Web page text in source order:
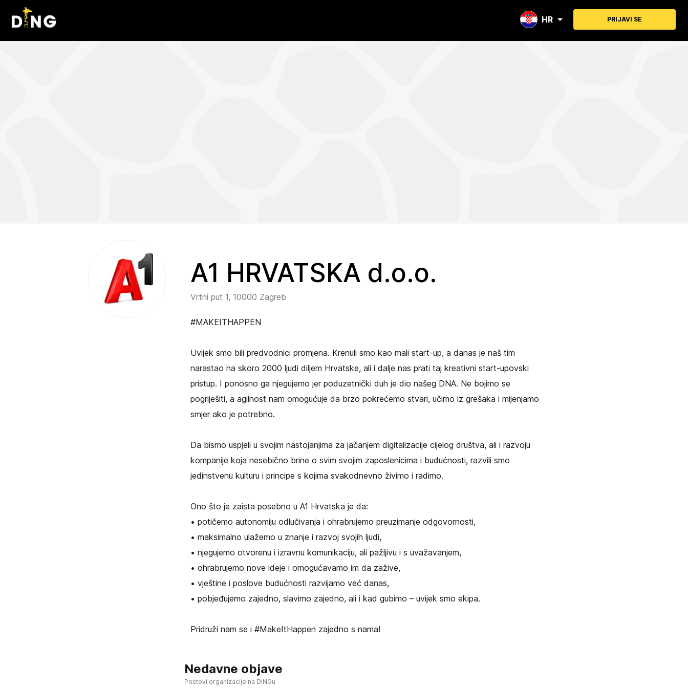
PRIJAVI SE
HR
A1 HRVATSKA d.o.o.
Vrtni put 1, 10000 Zagreb
#MAKEITHAPPEN
Uvijek smo bili predvodnici promjena. Krenuli smo kao mali start-up, a danas je naš tim
narastao na skoro 2000 ljudi diljem Hrvatske, ali i dalje nas prati taj kreativni start-upovski
pristup. I ponosno ga njegujemo jer poduzetnički duh je dio našeg DNA. Ne bojimo se
pogriješiti, a agilnost nam omogućuje da brzo pokrećemo stvari, učimo iz grešaka i mijenjamo
smjer ako je potrebno.
Da bismo uspjeli u svojim nastojanjima za jačanjem digitalizacije cijelog društva, ali i razvoju
kompanije koja nesebično brine o svim svojim zaposlenicima i budućnosti, razvili smo
jedinstvenu kulturu i principe s kojima svakodnevno živimo i radimo.
Ono što je zaista posebno u A1 Hrvatska je da:
• potičemo autonomiju odlučivanja i ohrabrujemo preuzimanje odgovornosti,
• maksimalno ulažemo u znanje i razvoj svojih ljudi,
• njegujemo otvorenu i izravnu komunikaciju, ali pažljivu i s uvažavanjem,
• ohrabrujemo nove ideje i omogućavamo im da zažive,
• vještine i poslove budućnosti razvijamo već danas,
• pobjeđujemo zajedno, slavimo zajedno, ali i kad gubimo – uvijek smo ekipa.
Pridruži nam se i #MakeItHappen zajedno s nama!
Nedavne objave
Postovi organizacije na DINGu